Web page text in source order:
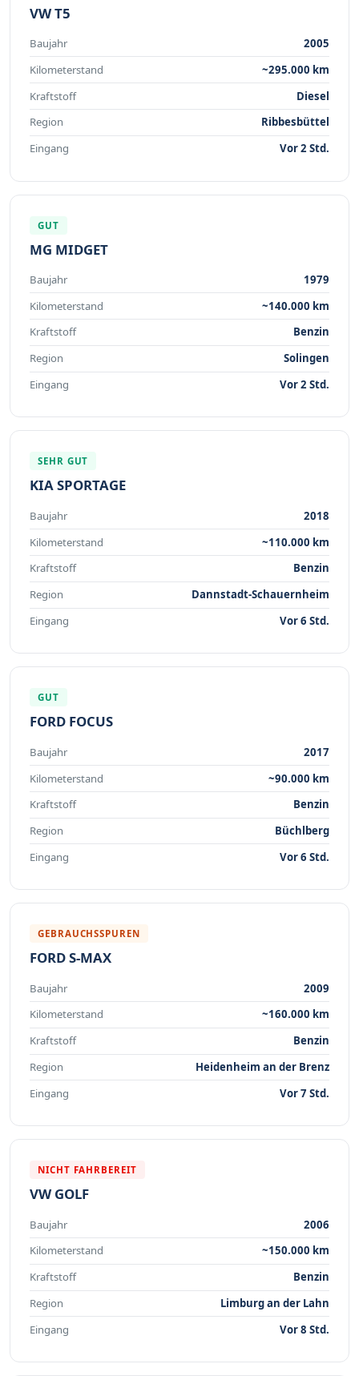
VW T5
Baujahr
2005
Kilometerstand
~295.000 km
Kraftstoff
Diesel
Region
Ribbesbüttel
Eingang
Vor 2 Std.
GUT
MG MIDGET
Baujahr
1979
Kilometerstand
~140.000 km
Kraftstoff
Benzin
Region
Solingen
Eingang
Vor 2 Std.
SEHR GUT
KIA SPORTAGE
Baujahr
2018
Kilometerstand
~110.000 km
Kraftstoff
Benzin
Region
Dannstadt-Schauernheim
Eingang
Vor 6 Std.
GUT
FORD FOCUS
Baujahr
2017
Kilometerstand
~90.000 km
Kraftstoff
Benzin
Region
Büchlberg
Eingang
Vor 6 Std.
GEBRAUCHSSPUREN
FORD S-MAX
Baujahr
2009
Kilometerstand
~160.000 km
Kraftstoff
Benzin
Region
Heidenheim an der Brenz
Eingang
Vor 7 Std.
NICHT FAHRBEREIT
VW GOLF
Baujahr
2006
Kilometerstand
~150.000 km
Kraftstoff
Benzin
Region
Limburg an der Lahn
Eingang
Vor 8 Std.